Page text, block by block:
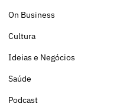
On Business
Cultura
Ideias e Negócios
Saúde
Podcast